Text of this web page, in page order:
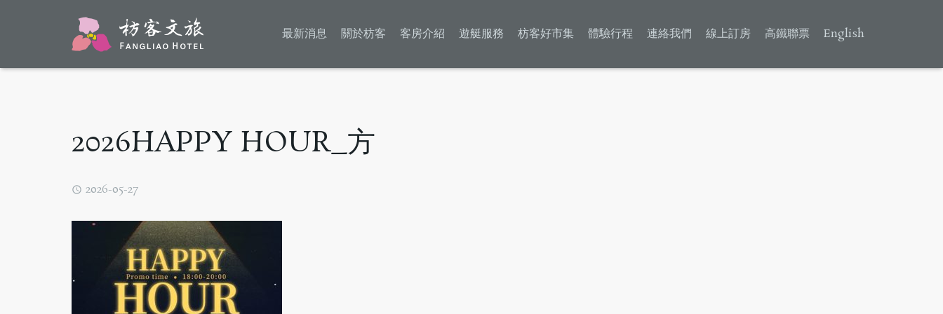
最新消息 關於枋客 客房介紹 遊艇服務 枋客好市集 體驗行程 連絡我們 線上訂房 高鐵聯票 English
2026HAPPY HOUR_方
2026-05-27